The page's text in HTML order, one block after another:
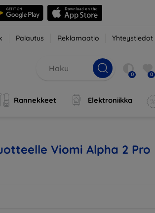
Palautus Reklamaatio Yhteystiedot
0 0
Rannekkeet Elektroniikka
Viomi Alpha 2 Pro